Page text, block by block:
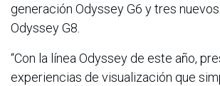
generación Odyssey G6 y tres
Odyssey G8.
“Con la línea Odyssey de este año,
experiencias de visualización que